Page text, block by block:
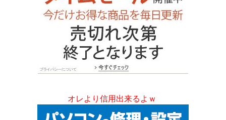
オレより信用出来るよｗ